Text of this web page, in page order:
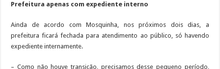
Prefeitura apenas com expediente interno
Ainda de acordo com Mosquinha, nos próximos dois dias, a
prefeitura ficará fechada para atendimento ao público, só havendo
expediente internamente.
– Como não houve transição, precisamos desse pequeno período,